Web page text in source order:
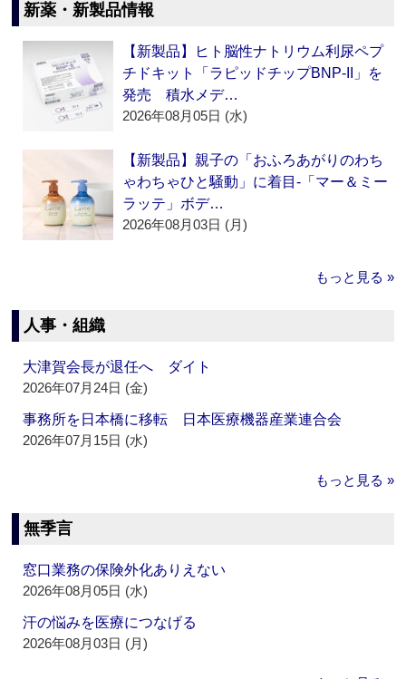
新薬・新製品情報
【新製品】ヒト脳性ナトリウム利尿ペプ
チドキット「ラピッドチップBNP-II」を
発売 積水メデ…
2026年08月05日 (水)
【新製品】親子の「おふろあがりのわち
ゃわちゃひと騒動」に着目‐「マー＆ミー
ラッテ」ボデ…
2026年08月03日 (月)
もっと見る »
人事・組織
大津賀会長が退任へ ダイト
2026年07月24日 (金)
事務所を日本橋に移転 日本医療機器産業連合会
2026年07月15日 (水)
もっと見る »
無季言
窓口業務の保険外化ありえない
2026年08月05日 (水)
汗の悩みを医療につなげる
2026年08月03日 (月)